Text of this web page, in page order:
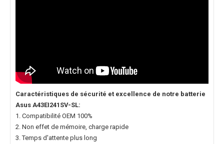
Caractéristiques de sécurité et excellence de notre batterie
Asus A43EI241SV-SL:
1. Compatibilité OEM 100%
2. Non effet de mémoire, charge rapide
3. Temps d'attente plus long